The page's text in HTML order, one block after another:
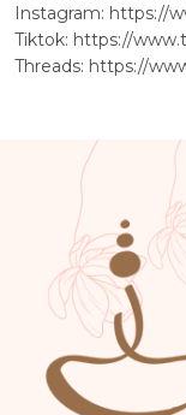
Instagram: https://
Tiktok: https://
Threads: https://